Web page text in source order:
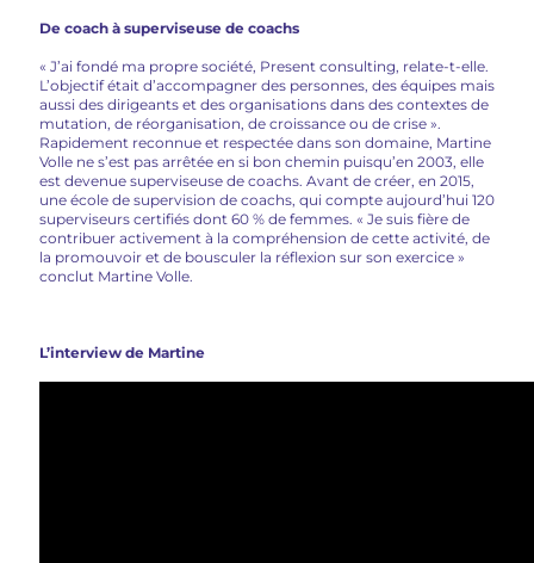
De coach à superviseuse de coachs
« J’ai fondé ma propre société, Present consulting, relate-t-elle.
L’objectif était d’accompagner des personnes, des équipes mais
aussi des dirigeants et des organisations dans des contextes de
mutation, de réorganisation, de croissance ou de crise ».
Rapidement reconnue et respectée dans son domaine, Martine
Volle ne s’est pas arrêtée en si bon chemin puisqu’en 2003, elle
est devenue superviseuse de coachs. Avant de créer, en 2015,
une école de supervision de coachs, qui compte aujourd’hui 120
superviseurs certifiés dont 60 % de femmes. « Je suis fière de
contribuer activement à la compréhension de cette activité, de
la promouvoir et de bousculer la réflexion sur son exercice »
conclut Martine Volle.
L’interview de Martine